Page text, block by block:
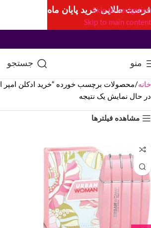
Skip to navigation
Skip to main content
منو جستجو
خانه محصولات برچسب خورده “خرید ادکلن امپر
در حال نمایش یک نتیجه
مشاهده فیلترها
فرصت طلایی خرید پایان ماه